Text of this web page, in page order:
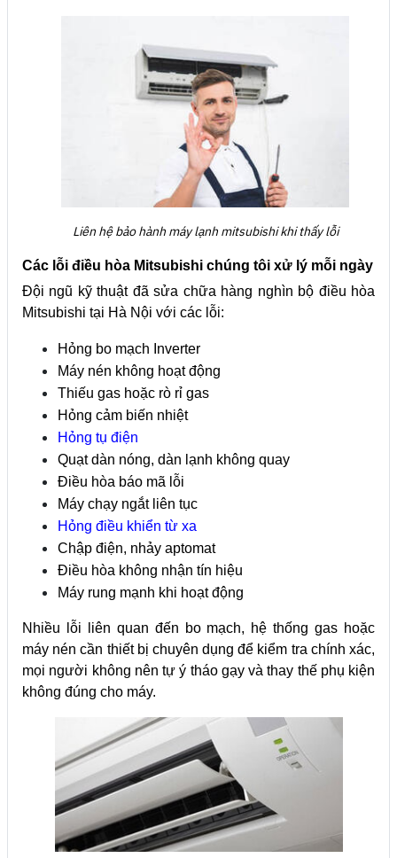
Liên hệ bảo hành máy lạnh mitsubishi khi thấy lỗi
Các lỗi điều hòa Mitsubishi chúng tôi xử lý mỗi ngày
Đội ngũ kỹ thuật đã sửa chữa hàng nghìn bộ điều hòa
Mitsubishi tại Hà Nội với các lỗi:
Hỏng bo mạch Inverter
Máy nén không hoạt động
Thiếu gas hoặc rò rỉ gas
Hỏng cảm biến nhiệt
Hỏng tụ điện
Quạt dàn nóng, dàn lạnh không quay
Điều hòa báo mã lỗi
Máy chạy ngắt liên tục
Hỏng điều khiển từ xa
Chập điện, nhảy aptomat
Điều hòa không nhận tín hiệu
Máy rung mạnh khi hoạt động
Nhiều lỗi liên quan đến bo mạch, hệ thống gas hoặc
máy nén cần thiết bị chuyên dụng để kiểm tra chính xác,
mọi người không nên tự ý tháo gạy và thay thế phụ kiện
không đúng cho máy.